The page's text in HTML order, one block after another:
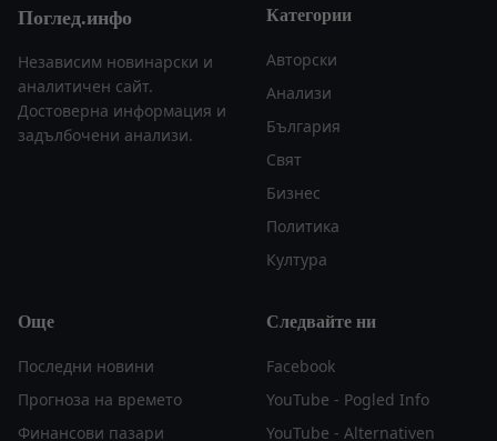
Поглед.инфо
Независим новинарски и
аналитичен сайт.
Достоверна информация и
задълбочени анализи.
Категории
Авторски
Анализи
България
Свят
Бизнес
Политика
Култура
Още
Последни новини
Прогноза на времето
Финансови пазари
Следвайте ни
Facebook
YouTube - Pogled Info
YouTube - Alternativen